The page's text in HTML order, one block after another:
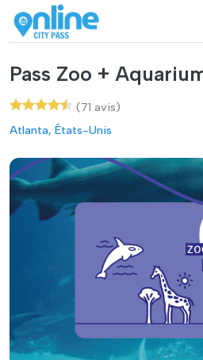
Pass Zoo +
(71 avis)
Atlanta, États-Unis